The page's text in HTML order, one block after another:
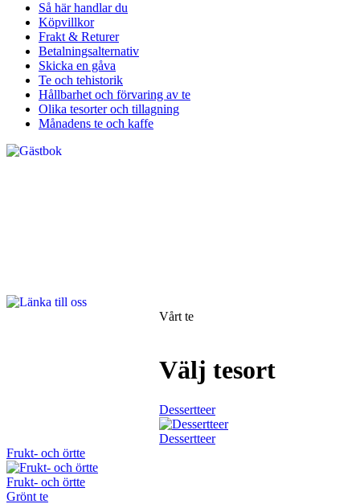
Så här handlar du
Köpvillkor
Frakt & Returer
Betalningsalternativ
Skicka en gåva
Te och tehistorik
Hållbarhet och förvaring av te
Olika tesorter och tillagning
Månadens te och kaffe
Vårt te
Välj tesort
Dessertteer
Dessertteer
Frukt- och örtte
Frukt- och örtte
Grönt te